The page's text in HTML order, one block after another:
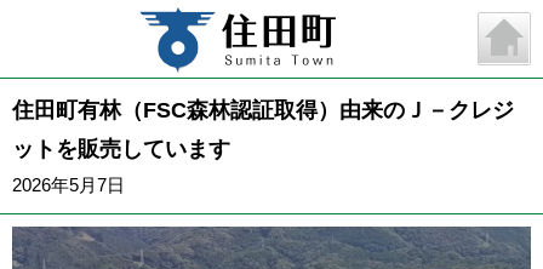
住田町有林（FSC森林認証取得）由来のＪ－クレジ
ットを販売しています
2026年5月7日